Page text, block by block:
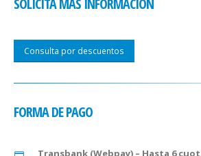
Consulta por descuentos
FORMA DE PAGO
Transbank (Webpay) – Hasta 6